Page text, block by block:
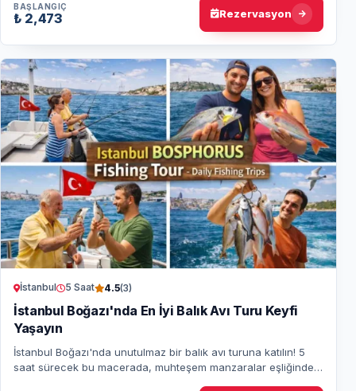
BAŞLANGIÇ
₺ 2,473 Rezervasyon
İstanbul 5 Saat 4.5(3)
İstanbul Boğazı'nda En İyi Balık Avı Turu Keyfi
Yaşayın
İstanbul Boğazı'nda unutulmaz bir balık avı turuna katılın! 5
saat sürecek bu macerada, muhteşem manzaralar eşliğinde